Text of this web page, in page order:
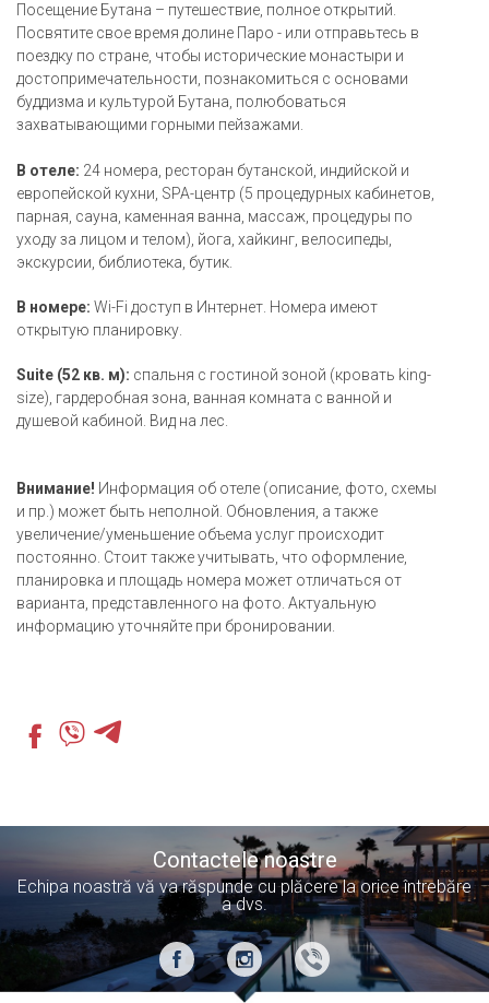
Посещение Бутана – путешествие, полное открытий.
Посвятите свое время долине Паро - или отправьтесь в
поездку по стране, чтобы исторические монастыри и
достопримечательности, познакомиться с основами
буддизма и культурой Бутана, полюбоваться
захватывающими горными пейзажами.
В отеле: 24 номера, ресторан бутанской, индийской и
европейской кухни, SPA-центр (5 процедурных кабинетов,
парная, сауна, каменная ванна, массаж, процедуры по
уходу за лицом и телом), йога, хайкинг, велосипеды,
экскурсии, библиотека, бутик.
В номере: Wi-Fi доступ в Интернет. Номера имеют
открытую планировку.
Suite (52 кв. м): спальня с гостиной зоной (кровать king-
size), гардеробная зона, ванная комната с ванной и
душевой кабиной. Вид на лес.
Внимание! Информация об отеле (описание, фото, схемы
и пр.) может быть неполной. Обновления, а также
увеличение/уменьшение объема услуг происходит
постоянно. Стоит также учитывать, что оформление,
планировка и площадь номера может отличаться от
варианта, представленного на фото. Актуальную
информацию уточняйте при бронировании.
Contactele noastre
Echipa noastră vă va răspunde cu plăcere la orice întrebăre
a dvs.